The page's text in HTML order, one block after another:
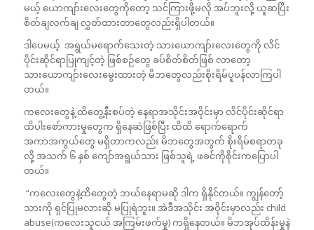
မယ့် ယောကျာ်းလေးတွေကိုတော့ သင်ကြားဖို့မလို အပ်ဘူးလို့ ယူဆပြီး
စိတ်ချလက်ချ လွှတ်ထားတာတွေလည်းရှိပါတယ်။
ဒါပေမယ့် အရွယ်မရောက်သေးတဲ့ သားယောကျာ်းလေးတွေကို လိင်
ပိုင်းဆိုင်ရာပြုကျင့်တဲ့ ဖြစ်စဉ်တွေ ခပ်စိတ်စိတ်ဖြစ် လာတော့
သားယောကျာ်းလေးမွေးထားတဲ့ မိဘတွေလည်းစိုးရိမ်ပူပန်လာကြပါ
တယ်။
ကလေးတွေနဲ့ ထိတွေ့နီးစပ်တဲ့ နေရာအသိုင်းအဝိုင်းမှာ လိင်ပိုင်းဆိုင်ရာ
ထိပါးစော်ကားမှုတွေက ရှိနေဆဲဖြစ်ပြီး ထိထိ ရောက်ရောက်
အကာအကွယ်တွေ မရှိတာကလည်း မိဘတွေအတွက် စိုးရိမ်စရာတခု
လို့ အသက် ၆ နှစ် ကျော်အရွယ်သား ဖြစ်သူရဲ့ ဖခင်ကိုစိုင်းကပြောပါ
တယ်။
“ကလေးတွေနဲ့ထိတွေတဲ့ ဘယ်နေရာမဆို ဒါက ရှိနိုင်တယ်။ ကျွန်တော့်
သားကို ရှင်ပြုမလားဆို မပြုရဲဘူး။ အဲဒီအသိုင်း အဝိုင်းမှာလည်း child
abuse(ကလေးသူငယ် အကြမ်းဖက်မှု) ကရှိနေတယ်။ မိဘအုပ်ထိန်းမှုနဲ့